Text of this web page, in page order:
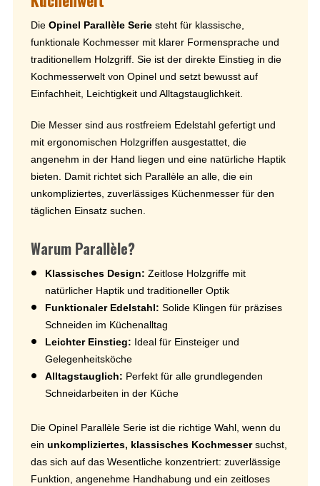
Die Opinel Parallèle Seriesteht für klassische,
funktionale Kochmesser mit klarer Formensprache und
traditionellem Holzgriff. Sie ist der direkte Einstieg in die
Kochmesserwelt von Opinel und setzt bewusst auf
Einfachheit, Leichtigkeit und Alltagstauglichkeit.
Die Messer sind aus rostfreiem Edelstahl gefertigt und
mit ergonomischen Holzgriffen ausgestattet, die
angenehm in der Hand liegen und eine natürliche Haptik
bieten. Damit richtet sich Parallèle an alle, die ein
unkompliziertes, zuverlässiges Küchenmesser für den
täglichen Einsatz suchen.
Warum Parallèle?
Klassisches Design: Zeitlose Holzgriffe mit
natürlicher Haptik und traditioneller Optik
Funktionaler Edelstahl: Solide Klingen für präzises
Schneiden im Küchenalltag
Leichter Einstieg: Ideal für Einsteiger und
Gelegenheitsköche
Alltagstauglich: Perfekt für alle grundlegenden
Schneidarbeiten in der Küche
Die Opinel Parallèle Serie ist die richtige Wahl, wenn du
ein unkompliziertes, klassisches Kochmessersuchst,
das sich auf das Wesentliche konzentriert: zuverlässige
Funktion, angenehme Handhabung und ein zeitloses